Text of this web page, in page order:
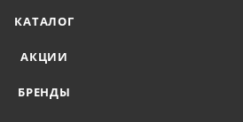
КАТАЛОГ
АКЦИИ
БРЕНДЫ